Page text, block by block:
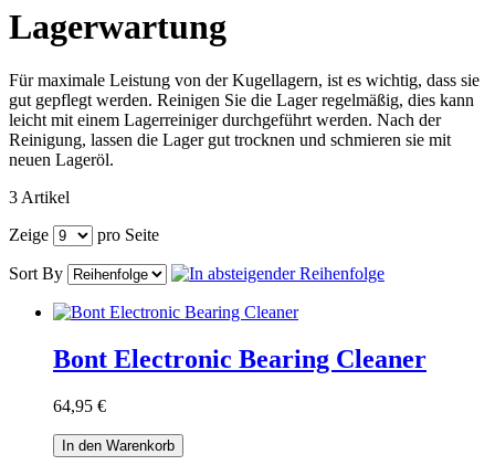
Lagerwartung
Für maximale Leistung von der Kugellagern, ist es wichtig, dass sie
gut gepflegt werden. Reinigen Sie die Lager regelmäßig, dies kann
leicht mit einem Lagerreiniger durchgeführt werden. Nach der
Reinigung, lassen die Lager gut trocknen und schmieren sie mit
neuen Lageröl.
3 Artikel
Zeige
pro Seite
Sort By
Bont Electronic Bearing Cleaner
64,95 €
In den Warenkorb